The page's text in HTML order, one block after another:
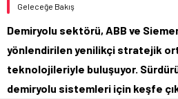
Geleceğe Bakış
Demiryolu sektörü, ABB ve
yönlendirilen yenilikçi stratejik
teknolojileriyle buluşuyor.
demiryolu sistemleri için keşfe